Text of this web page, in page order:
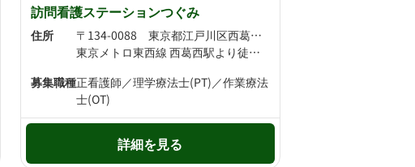
訪問看護ステーションつぐみ
住所
〒134-0088 東京都江戸川区西葛西3-3-13
東京メトロ東西線 西葛西駅より徒歩14分
募集職種正看護師／理学療法士(PT)／作業療法
士(OT)
詳細を見る